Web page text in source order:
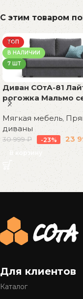
С этим товаром
ТОП
В НАЛИЧИИ
7 ШТ
Диван СОтА-81
рогожка Мальмо
Мягкая мебель,
диваны
30 999₽ -23% 23
В корзину
Read More
Для клиентов
Каталог